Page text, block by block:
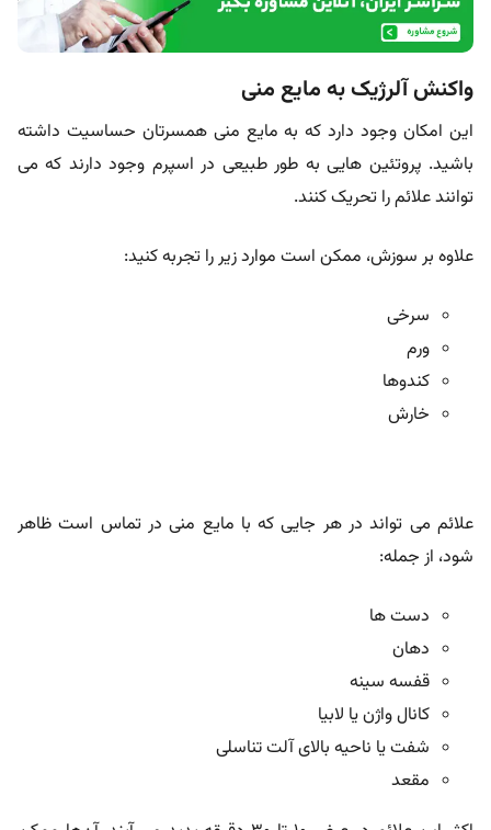
واکنش آلرژیک به مایع منی
این امکان وجود دارد که به مایع منی همسرتان حساسیت داشته
باشید. پروتئین هایی به طور طبیعی در اسپرم وجود دارند که می
توانند علائم را تحریک کنند.
علاوه بر سوزش، ممکن است موارد زیر را تجربه کنید:
سرخی
ورم
کندوها
خارش
علائم می تواند در هر جایی که با مایع منی در تماس است ظاهر
شود، از جمله:
دست ها
دهان
قفسه سینه
کانال واژن یا لابیا
شفت یا ناحیه بالای آلت تناسلی
مقعد